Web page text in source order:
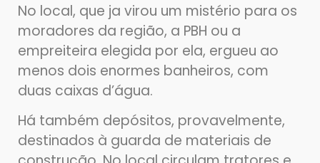
No local, que ja virou um mistério para os
moradores da região, a PBH ou a
empreiteira elegida por ela, ergueu ao
menos dois enormes banheiros, com
duas caixas d’água.
Há também depósitos, provavelmente,
destinados à guarda de materiais de